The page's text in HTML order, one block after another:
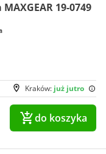
19-0749
Kraków: już jutro
do koszyka